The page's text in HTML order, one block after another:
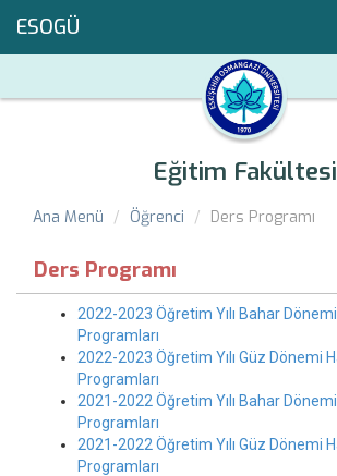
ESOGÜ
Eğitim Fakültesi
Ana Menü Öğrenci Ders Programı
Ders Programı
2022-2023 Öğretim Yılı Bahar
Programları
2022-2023 Öğretim Yılı Güz Dönemi
Programları
2021-2022 Öğretim Yılı Bahar
Programları
2021-2022 Öğretim Yılı Güz Dönemi
Programları